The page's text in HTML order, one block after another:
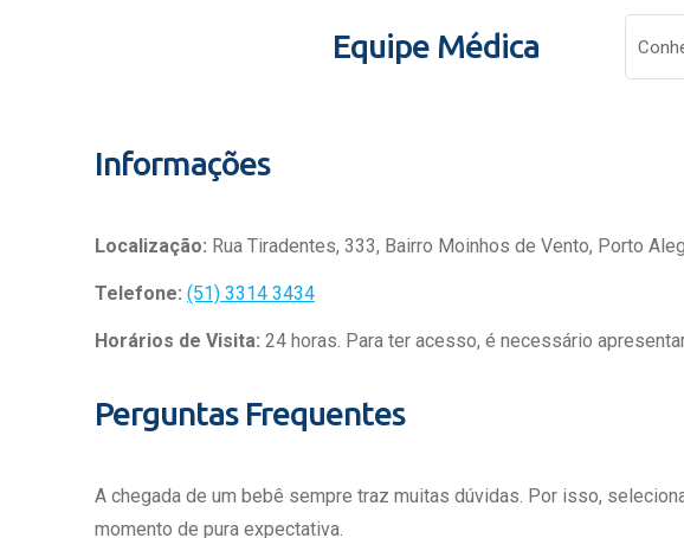
Equipe Médica
Informações
Localização: Rua Tiradentes, 333, Bairro Moinhos de Vento, Porto
Telefone: (51) 3314 3434
Horários de Visita: 24 horas. Para ter acesso, é necessário
Perguntas Frequentes
A chegada de um bebê sempre traz muitas dúvidas. Por isso,
momento de pura expectativa.